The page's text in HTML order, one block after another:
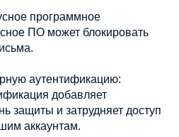
программное
ПО может блокировать
аутентификацию:
добавляет
защиты и затрудняет доступ
аккаунтам.